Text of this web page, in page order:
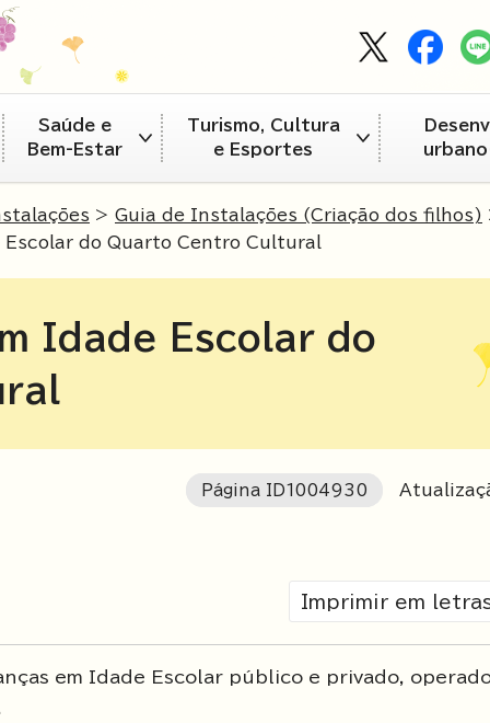
Saúde e
Bem-Estar
Turismo, Cultura
e Esportes
urbano
> Guia de Instalações (Criação dos filhos)
Escolar do Quarto Centro Cultural
Idade Escolar do
Página ID1004930
Imprimir em
em Idade Escolar público e privado,